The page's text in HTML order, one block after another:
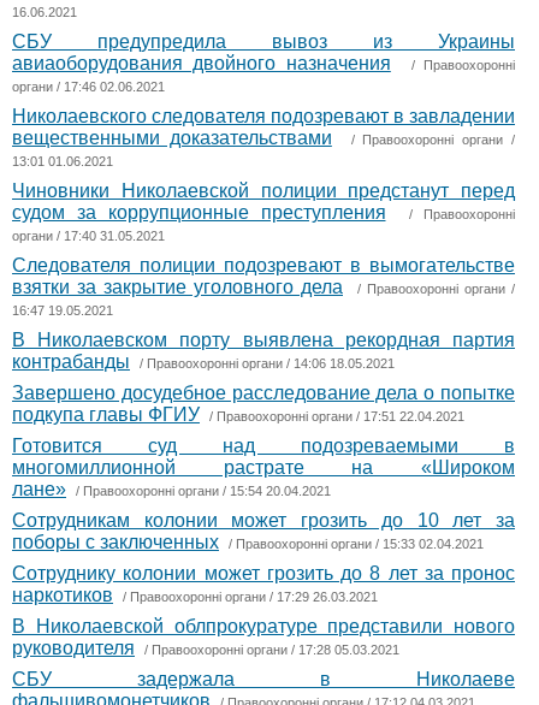
16.06.2021
СБУ предупредила вывоз из Украины
авиаоборудования двойного назначения
/ Правоохоронні
органи / 17:46 02.06.2021
Николаевского следователя подозревают в завладении
вещественными доказательствами
/ Правоохоронні органи /
13:01 01.06.2021
Чиновники Николаевской полиции предстанут перед
судом за коррупционные преступления
/ Правоохоронні
органи / 17:40 31.05.2021
Следователя полиции подозревают в вымогательстве
взятки за закрытие уголовного дела
/ Правоохоронні органи /
16:47 19.05.2021
В Николаевском порту выявлена рекордная партия
контрабанды
/ Правоохоронні органи / 14:06 18.05.2021
Завершено досудебное расследование дела о попытке
подкупа главы ФГИУ
/ Правоохоронні органи / 17:51 22.04.2021
Готовится суд над подозреваемыми в
многомиллионной растрате на «Широком
лане»
/ Правоохоронні органи / 15:54 20.04.2021
Сотрудникам колонии может грозить до 10 лет за
поборы с заключенных
/ Правоохоронні органи / 15:33 02.04.2021
Сотруднику колонии может грозить до 8 лет за пронос
наркотиков
/ Правоохоронні органи / 17:29 26.03.2021
В Николаевской облпрокуратуре представили нового
руководителя
/ Правоохоронні органи / 17:28 05.03.2021
СБУ задержала в Николаеве
фальшивомонетчиков